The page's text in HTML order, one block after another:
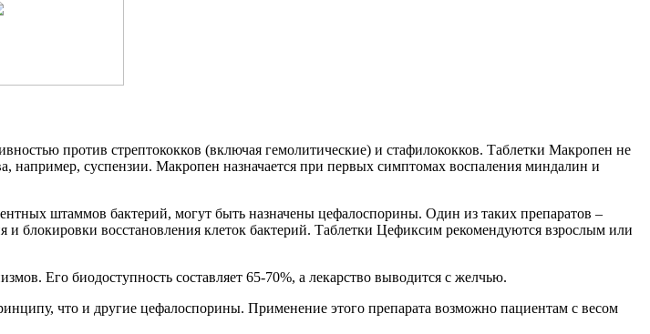
против стрептококков (включая гемолитические) и стафилококков. Таблетки Макропен не
например, суспензии. Макропен назначается при первых симптомах воспаления миндалин и
штаммов бактерий, могут быть назначены цефалоспорины. Один из таких препаратов –
и блокировки восстановления клеток бактерий. Таблетки Цефиксим рекомендуются взрослым или
Его биодоступность составляет 65-70%, а лекарство выводится с желчью.
что и другие цефалоспорины. Применение этого препарата возможно пациентам с весом